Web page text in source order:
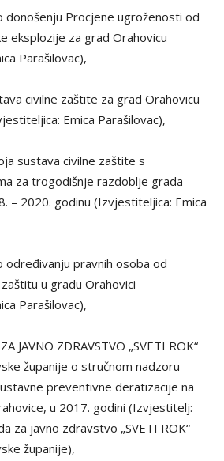
donošenju Procjene ugroženosti od
eksplozije za grad Orahovicu
Parašilovac),
civilne zaštite za grad Orahovicu
Emica Parašilovac),
sustava civilne zaštite s
za trogodišnje razdoblje grada
– 2020. godinu (Izvjestiteljica: Emica
određivanju pravnih osoba od
u gradu Orahovici
Parašilovac),
JAVNO ZDRAVSTVO „SVETI ROK“
županije o stručnom nadzoru
preventivne deratizacije na
u 2017. godini (Izvjestitelj:
za javno zdravstvo „SVETI ROK“
županije),